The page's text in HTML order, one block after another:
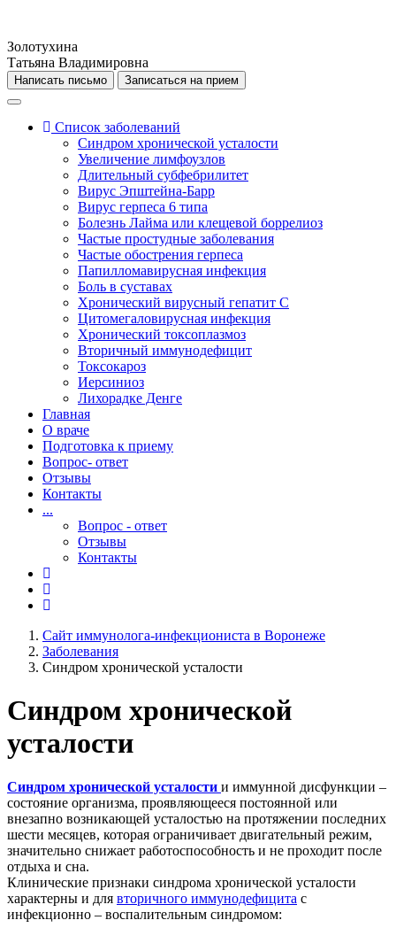
Золотухина
Татьяна Владимировна
Toggle
navigationСписок заболеваний
Синдром хронической усталости
Увеличение лимфоузлов
Длительный субфебрилитет
Вирус Эпштейна-Барр
Вирус герпеса 6 типа
Болезнь Лайма или клещевой боррелиоз
Частые простудные заболевания
Частые обострения герпеса
Папилломавирусная инфекция
Боль в суставах
Хронический вирусный гепатит С
Цитомегаловирусная инфекция
Хронический токсоплазмоз
Вторичный иммунодефицит
Токсокароз
Иерсиниоз
Лихорадке Денге
Главная
О враче
Подготовка к приему
Вопрос- ответ
Отзывы
Контакты
...
Вопрос - ответ
Отзывы
Контакты
Сайт иммунолога-инфекциониста в Воронеже
Заболевания
Синдром хронической усталости
Синдром хронической
усталости
Синдром хронической усталости и иммунной дисфункции –
состояние организма, проявляющееся постоянной или
внезапно возникающей усталостью на протяжении последних
шести месяцев, которая ограничивает двигательный режим,
значительно снижает работоспособность и не проходит после
отдыха и сна.
Клинические признаки синдрома хронической усталости
характерны и для вторичного иммунодефицита с
инфекционно – воспалительным синдромом: